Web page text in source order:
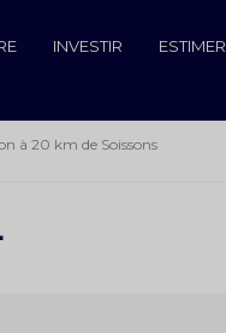
INVESTIR ESTIMER
à 20 km de Soissons